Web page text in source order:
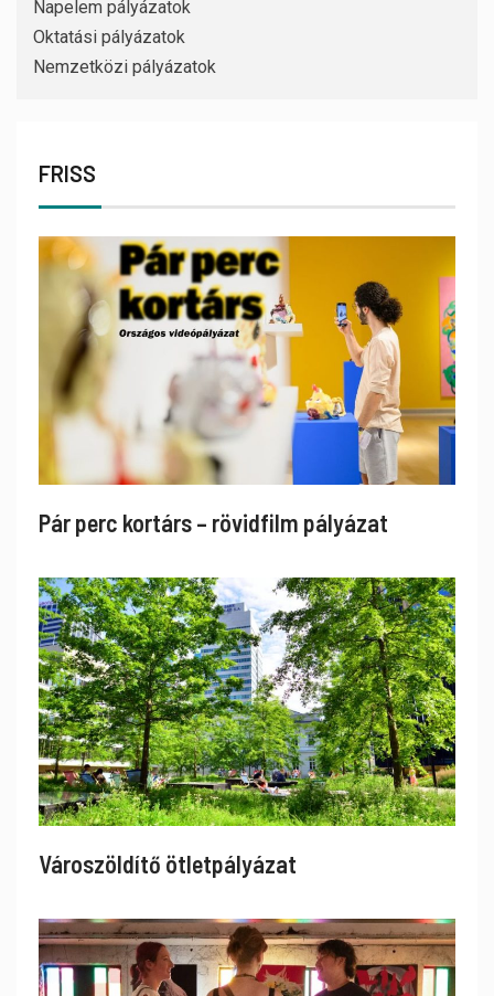
Napelem pályázatok
Oktatási pályázatok
Nemzetközi pályázatok
FRISS
Pár perc kortárs – rövidfilm pályázat
Városzöldítő ötletpályázat